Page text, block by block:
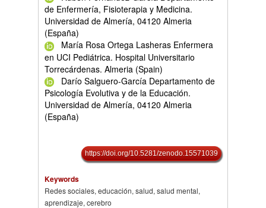
de Enfermería, Fisioterapia y Medicina.
Universidad de Almería, 04120 Almeria
(España)
María Rosa Ortega Lasheras Enfermera
en UCI Pediátrica. Hospital Universitario
Torrecárdenas. Almeria (Spain)
Darío Salguero-García Departamento de
Psicología Evolutiva y de la Educación.
Universidad de Almería, 04120 Almeria
(España)
https://doi.org/10.5281/zenodo.15571039
Keywords
Redes sociales, educación, salud, salud mental,
aprendizaje, cerebro